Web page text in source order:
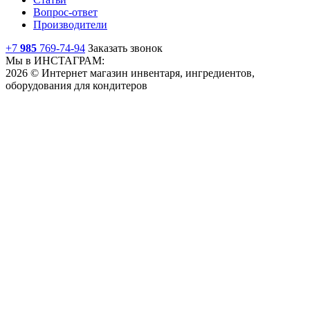
Вопрос-ответ
Производители
+7 985 769-74-94 Заказать звонок
Мы в ИНСТАГРАМ:
2026 © Интернет магазин инвентаря, ингредиентов,
оборудования для кондитеров